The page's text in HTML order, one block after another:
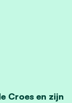
Croes en zijn